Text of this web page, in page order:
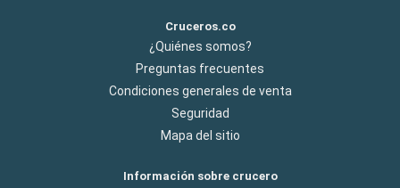
Cruceros.co
¿Quiénes somos?
Preguntas frecuentes
Condiciones generales de venta
Seguridad
Mapa del sitio
Información sobre crucero